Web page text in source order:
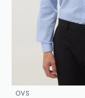
OVS